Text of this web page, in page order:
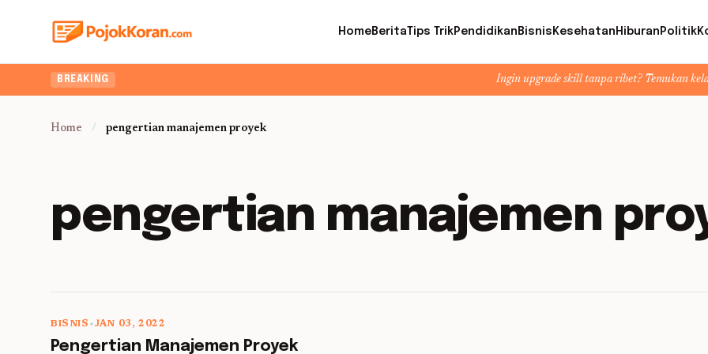
HomeBeritaTips TrikPendidikan Bisnis Kesehatan Hiburan Politik
BREAKING Ingin upgrade skill tanpa ribet? Temukan kelas seru dan
Home / pengertian manajemen proyek
pengertian manajemen
5 min read
BISNIS •JAN 03, 2022
Pengertian Manajemen Proyek